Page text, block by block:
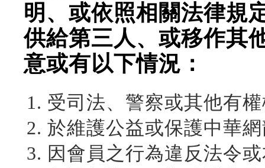
明、或依照相關法律規
供給第三人、或移作其
意或有以下情況：
受司法、警察或其他有
於維護公益或保護中華
因會員之行為違反法令